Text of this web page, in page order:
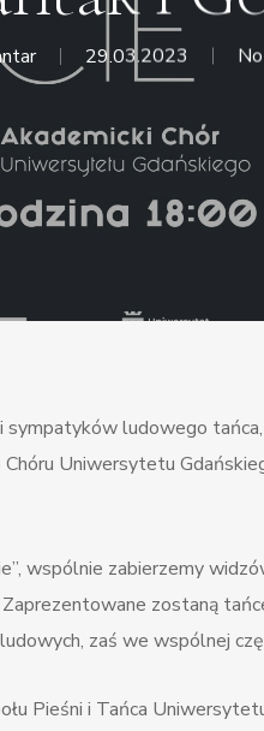
29.03.2023
sympatyków ludowego
Uniwersytetu
wspólnie zabierzemy
zostaną
zaś we wspólnej
Pieśni i Tańca